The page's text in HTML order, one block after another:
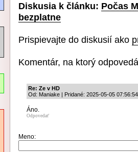
Diskusia k článku: Počas
bezplatne
Prispievajte do diskusií ako
Komentár, na ktorý
Re: Ze v HD
Od: Maniake | Pridané: 2025-05-05 07:56:54
Áno.
Odpovedať
Meno: